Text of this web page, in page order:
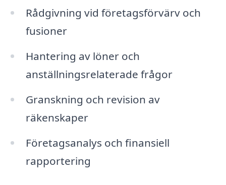
Rådgivning vid företagsförvärv och
fusioner
Hantering av löner och
anställningsrelaterade frågor
Granskning och revision av
räkenskaper
Företagsanalys och finansiell
rapportering